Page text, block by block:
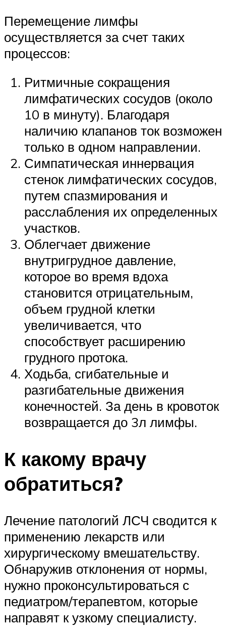
Перемещение лимфы
осуществляется за счет таких
процессов:
Ритмичные сокращения
лимфатических сосудов (около
10 в минуту). Благодаря
наличию клапанов ток возможен
только в одном направлении.
Симпатическая иннервация
стенок лимфатических сосудов,
путем спазмирования и
расслабления их определенных
участков.
Облегчает движение
внутригрудное давление,
которое во время вдоха
становится отрицательным,
объем грудной клетки
увеличивается, что
способствует расширению
грудного протока.
Ходьба, сгибательные и
разгибательные движения
конечностей. За день в кровоток
возвращается до 3л лимфы.
К какому врачу
обратиться?
Лечение патологий ЛСЧ сводится к
применению лекарств или
хирургическому вмешательству.
Обнаружив отклонения от нормы,
нужно проконсультироваться с
педиатром/терапевтом, которые
направят к узкому специалисту.